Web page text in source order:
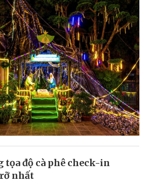
tọa độ cà phê check-in
nhất